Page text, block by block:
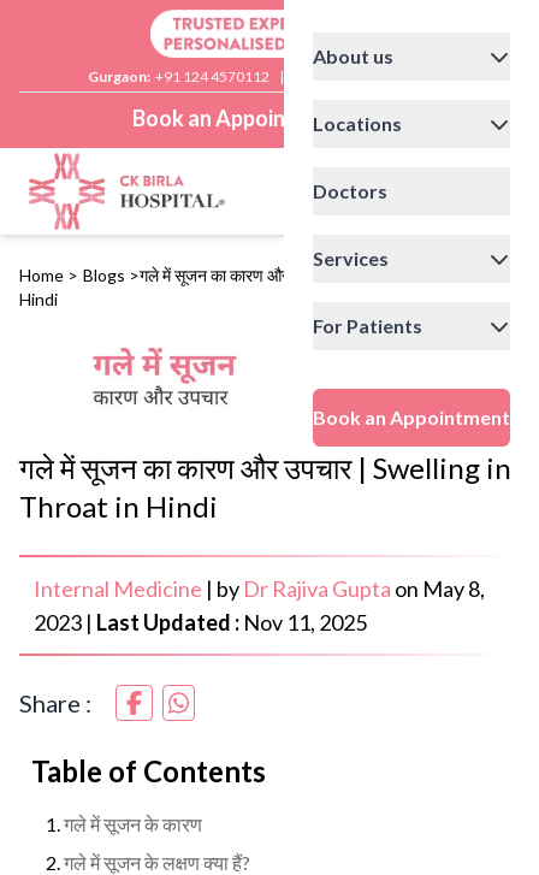
Gurgaon: +91 124 4570112 |
Book an Appointment
About us
Locations
Doctors
Services
For Patients
Book an Appointment
Home > Blogs >गले में सूजन का कारण और उपचार | Swelling in Throat in
Hindi
गले में सूजन का कारण और उपचार | Swelling in
Throat in Hindi
Internal Medicine | by Dr Rajiva Gupta on May 8,
2023 | Last Updated : Nov 11, 2025
Share :
Table of Contents
गले में सूजन के कारण
गले में सूजन के लक्षण क्या हैं?